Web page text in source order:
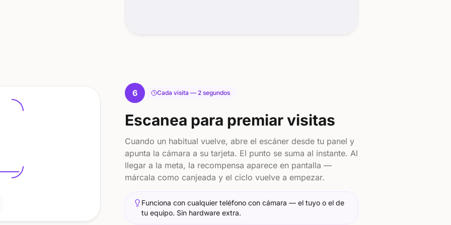
6 Cada visita — 2 segundos
Escanea para premiar visitas
Cuando un habitual vuelve, abre el escáner desde tu panel y
apunta la cámara a su tarjeta. El punto se suma al instante. Al
llegar a la meta, la recompensa aparece en pantalla —
márcala como canjeada y el ciclo vuelve a empezar.
Funciona con cualquier teléfono con cámara — el tuyo o el de
tu equipo. Sin hardware extra.